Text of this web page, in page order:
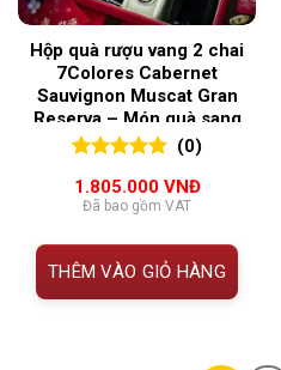
Hộp quà rượu vang 2 chai
7Colores Cabernet
Sauvignon Muscat Gran
Reserva – Món quà sang
trọng, đậm chất Chile
đánh giá
(0)
1.805.000 VNĐ
Đã bao gồm VAT
THÊM VÀO GIỎ HÀNG